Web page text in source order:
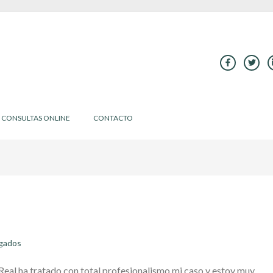
CONSULTAS ONLINE CONTACTO
ha tratado con total profesionalismo mi caso y estoy muy